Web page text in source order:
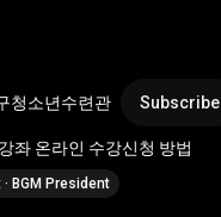
청소년수련관 Subscribe
좌 온라인 수강신청 방법
· BGM President